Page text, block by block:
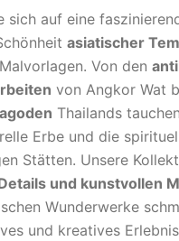
sich auf eine
asiatischer
Von den
von Angkor Wat
Thailands
Erbe und die
Stätten. Unsere
und kunstvollen
Wunderwerke
und kreatives